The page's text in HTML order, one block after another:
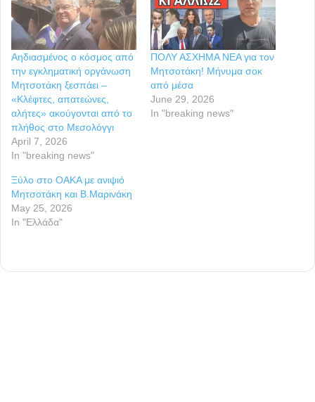
Αηδιασμένος ο κόσμος από
την εγκληματική οργάνωση
Μητσοτάκη ξεσπάει –
«Κλέφτες, απατεώνες,
αλήτες» ακούγονται από το
πλήθος στο Μεσολόγγι
April 7, 2026
In "breaking news"
ΠΟΛΥ ΑΣΧΗΜΑ ΝΕΑ για τον
Μητσοτάκη! Μήνυμα σοκ
από μέσα
June 29, 2026
In "breaking news"
Ξύλο στο ΟΑΚΑ με ανιψιό
Μητσοτάκη και Β.Μαρινάκη
May 25, 2026
In "Ελλάδα"